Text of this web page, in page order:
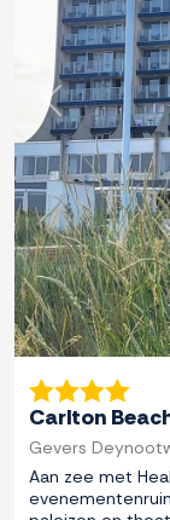
Previous
Carlton
Gevers
Aan zee met